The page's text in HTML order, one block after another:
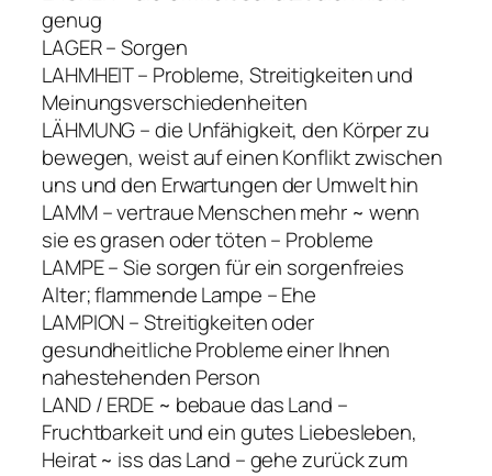
genug
LAGER – Sorgen
LAHMHEIT – Probleme, Streitigkeiten und
Meinungsverschiedenheiten
LÄHMUNG – die Unfähigkeit, den Körper zu
bewegen, weist auf einen Konflikt zwischen
uns und den Erwartungen der Umwelt hin
LAMM – vertraue Menschen mehr ~ wenn
sie es grasen oder töten – Probleme
LAMPE – Sie sorgen für ein sorgenfreies
Alter; flammende Lampe – Ehe
LAMPION – Streitigkeiten oder
gesundheitliche Probleme einer Ihnen
nahestehenden Person
LAND / ERDE ~ bebaue das Land –
Fruchtbarkeit und ein gutes Liebesleben,
Heirat ~ iss das Land – gehe zurück zum